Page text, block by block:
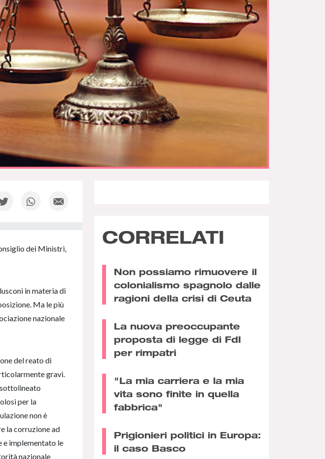
dei Ministri,
in materia di
Ma le più
nazionale
del reato di
gravi.
per la
non è
la corruzione ad
e implementato le
nazionale
CORRELATI
Non possiamo rimuovere il
colonialismo spagnolo dalle
ragioni della crisi di Ceuta
La nuova preoccupante
proposta di legge di FdI
per rimpatri
"La mia carriera e la mia
vita sono finite in quella
fabbrica"
Prigionieri politici in Europa:
il caso Basco